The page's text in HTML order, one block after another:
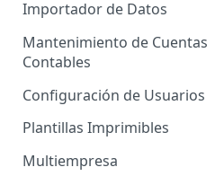
Clientes
Administrador de Tablas para
Administrador de Tablas para
CRM
Administrador de Tablas para
Importador de Datos
Importador de Cuentas
Contables
Importador de Clientes
Importador de Proveedores
Importador de Productos
Mantenimiento de Cuentas
Contables
Configuración de Usuarios
Permisos de Usuarios
Usuarios Invitados
Plantillas Imprimibles
Multiempresa